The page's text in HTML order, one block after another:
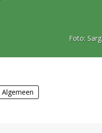
Foto:
Algemeen